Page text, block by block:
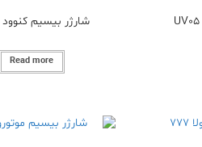
شارژر بیسیم کنوود 3207
Read more